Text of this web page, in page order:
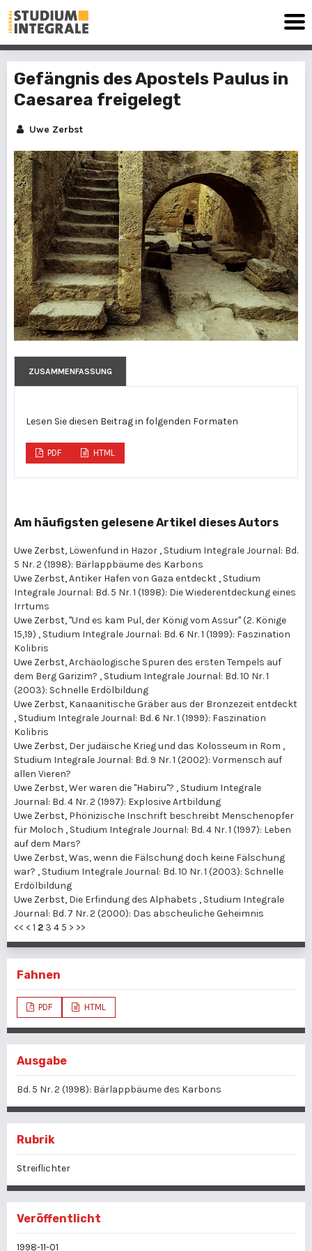
Gefängnis des Apostels Paulus in
Caesarea freigelegt
Uwe Zerbst
ZUSAMMENFASSUNG
Lesen Sie diesen Beitrag in folgenden Formaten
PDF HTML
Am häufigsten gelesene Artikel dieses Autors
Uwe Zerbst, Löwenfund in Hazor , Studium Integrale Journal: Bd.
5 Nr. 2 (1998): Bärlappbäume des Karbons
Uwe Zerbst,Antiker Hafen von Gaza entdeckt , Studium
Integrale Journal: Bd. 5 Nr. 1 (1998): Die Wiederentdeckung eines
Irrtums
Uwe Zerbst,"Und es kam Pul, der König vom Assur" (2. Könige
15,19) , Studium Integrale Journal: Bd. 6 Nr. 1 (1999): Faszination
Kolibris
Uwe Zerbst,Archäologische Spuren des ersten Tempels auf
dem Berg Garizim? , Studium Integrale Journal: Bd. 10 Nr. 1
(2003): Schnelle Erdölbildung
Uwe Zerbst, Kanaanitische Gräber aus der Bronzezeit entdeckt
, Studium Integrale Journal: Bd. 6 Nr. 1 (1999): Faszination
Kolibris
Uwe Zerbst, Der judäische Krieg und das Kolosseum in Rom ,
Studium Integrale Journal: Bd. 9 Nr. 1 (2002): Vormensch auf
allen Vieren?
Uwe Zerbst,Wer waren die "Habiru"? , Studium Integrale
Journal: Bd. 4 Nr. 2 (1997): Explosive Artbildung
Uwe Zerbst, Phönizische Inschrift beschreibt Menschenopfer
für Moloch , Studium Integrale Journal: Bd. 4 Nr. 1 (1997): Leben
auf dem Mars?
Uwe Zerbst,Was, wenn die Fälschung doch keine Fälschung
war? , Studium Integrale Journal: Bd. 10 Nr. 1 (2003): Schnelle
Erdölbildung
Uwe Zerbst, Die Erfindung des Alphabets , Studium Integrale
Journal: Bd. 7 Nr. 2 (2000): Das abscheuliche Geheimnis
<< < 1 2 3 4 5 > >>
Fahnen
PDF HTML
Ausgabe
Bd. 5 Nr. 2 (1998): Bärlappbäume des Karbons
Rubrik
Streiflichter
Veröffentlicht
1998-11-01